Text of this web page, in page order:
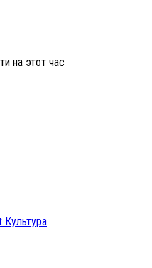
на этот час
Культура